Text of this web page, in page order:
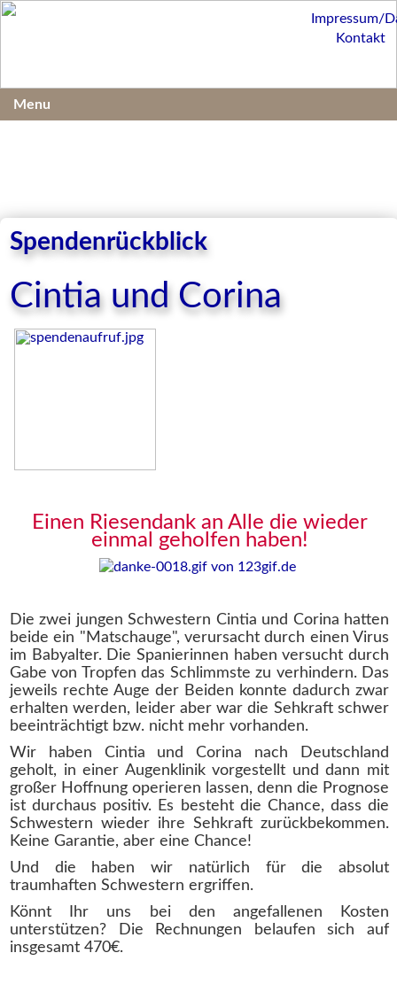
Spendenrückblick
Cintia und Corina
Einen Riesendank an Alle die wieder
einmal geholfen haben!
Die zwei jungen Schwestern Cintia und Corina hatten
beide ein "Matschauge", verursacht durch einen Virus
im Babyalter. Die Spanierinnen haben versucht durch
Gabe von Tropfen das Schlimmste zu verhindern. Das
jeweils rechte Auge der Beiden konnte dadurch zwar
erhalten werden, leider aber war die Sehkraft schwer
beeinträchtigt bzw. nicht mehr vorhanden.
Wir haben Cintia und Corina nach Deutschland
geholt, in einer Augenklinik vorgestellt und dann mit
großer Hoffnung operieren lassen, denn die Prognose
ist durchaus positiv. Es besteht die Chance, dass die
Schwestern wieder ihre Sehkraft zurückbekommen.
Keine Garantie, aber eine Chance!
Und die haben wir natürlich für die absolut
traumhaften Schwestern ergriffen.
Könnt Ihr uns bei den angefallenen Kosten
unterstützen? Die Rechnungen belaufen sich auf
insgesamt 470€.
Impressum/
Kontakt
Menu